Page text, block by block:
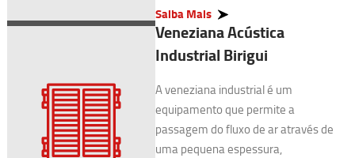
Saiba Mais
Veneziana Acústica
Industrial Birigui
A veneziana industrial é um
equipamento que permite a
passagem do fluxo de ar através de
uma pequena espessura,